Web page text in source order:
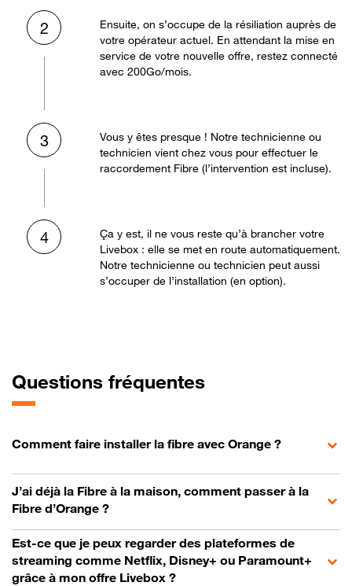
2
Ensuite, on s’occupe de la résiliation auprès de
votre opérateur actuel. En attendant la mise en
service de votre nouvelle offre, restez connecté
avec 200Go/mois.
3
Vous y êtes presque ! Notre technicienne ou
technicien vient chez vous pour effectuer le
raccordement Fibre (l’intervention est incluse).
4
Ça y est, il ne vous reste qu’à brancher votre
Livebox : elle se met en route automatiquement.
Notre technicienne ou technicien peut aussi
s’occuper de l’installation (en option).
Questions fréquentes
Comment faire installer la fibre avec Orange ?
J’ai déjà la Fibre à la maison, comment passer à la
Fibre d’Orange ?
Est-ce que je peux regarder des plateformes de
streaming comme Netflix, Disney+ ou Paramount+
grâce à mon offre Livebox ?